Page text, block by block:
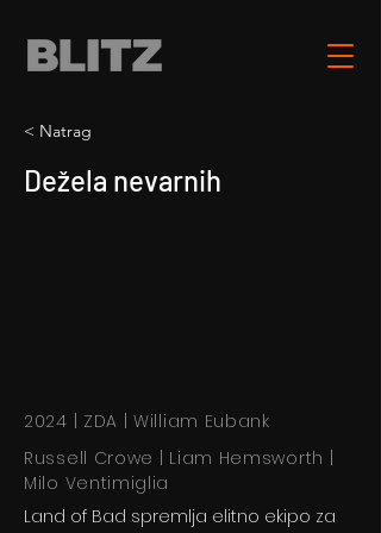
< Natrag
Dežela nevarnih
2024 | ZDA | William Eubank
Russell Crowe | Liam Hemsworth |
Milo Ventimiglia
Land of Bad spremlja elitno ekipo za